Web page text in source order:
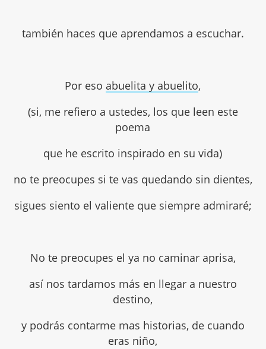
también haces que aprendamos a escuchar.
Por eso abuelita y abuelito,
(si, me refiero a ustedes, los que leen este
poema
que he escrito inspirado en su vida)
no te preocupes si te vas quedando sin dientes,
sigues siento el valiente que siempre admiraré;
No te preocupes el ya no caminar aprisa,
así nos tardamos más en llegar a nuestro
destino,
y podrás contarme mas historias, de cuando
eras niño,